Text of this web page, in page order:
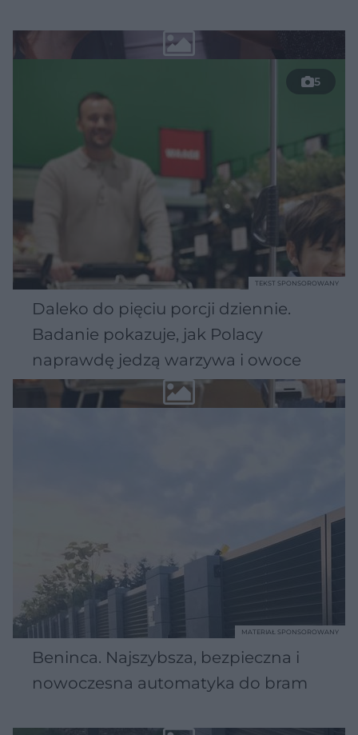
5
Daleko do pięciu porcji dziennie.
Badanie pokazuje, jak Polacy
naprawdę jedzą warzywa i owoce
TEKST SPONSOROWANY
Beninca. Najszybsza, bezpieczna i
nowoczesna automatyka do bram
MATERIAŁ SPONSOROWANY